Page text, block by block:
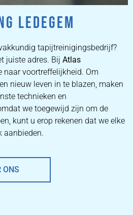
DOOR
LEDEGEM
tapijtreinigingsbedrijf?
juiste adres. Bij Atlas
naar voortreffelijkheid. Om
nieuw leven in te blazen, maken
technieken en
we toegewijd zijn om de
kunt u erop rekenen dat we elke
aanbieden.
ONS